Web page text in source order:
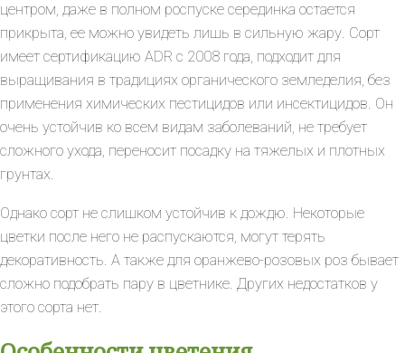
центром, даже в полном роспуске серединка остается
прикрыта, ее можно увидеть лишь в сильную жару. Сорт
имеет сертификацию ADR с 2008 года, подходит для
выращивания в традициях органического земледелия, без
применения химических пестицидов или инсектицидов. Он
очень устойчив ко всем видам заболеваний, не требует
сложного ухода, переносит посадку на тяжелых и плотных
грунтах.
Однако сорт не слишком устойчив к дождю. Некоторые
цветки после него не распускаются, могут терять
декоративность. А также для оранжево-розовых роз бывает
сложно подобрать пару в цветнике. Других недостатков у
этого сорта нет.